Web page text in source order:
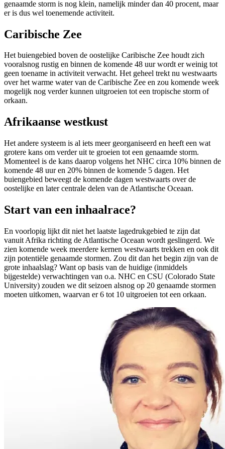
genaamde storm is nog klein, namelijk minder dan 40 procent, maar
er is dus wel toenemende activiteit.
Caribische Zee
Het buiengebied boven de oostelijke Caribische Zee houdt zich
vooralsnog rustig en binnen de komende 48 uur wordt er weinig tot
geen toename in activiteit verwacht. Het geheel trekt nu westwaarts
over het warme water van de Caribische Zee en zou komende week
mogelijk nog verder kunnen uitgroeien tot een tropische storm of
orkaan.
Afrikaanse westkust
Het andere systeem is al iets meer georganiseerd en heeft een wat
grotere kans om verder uit te groeien tot een genaamde storm.
Momenteel is de kans daarop volgens het NHC circa 10% binnen de
komende 48 uur en 20% binnen de komende 5 dagen. Het
buiengebied beweegt de komende dagen westwaarts over de
oostelijke en later centrale delen van de Atlantische Oceaan.
Start van een inhaalrace?
En voorlopig lijkt dit niet het laatste lagedrukgebied te zijn dat
vanuit Afrika richting de Atlantische Oceaan wordt geslingerd. We
zien komende week meerdere kernen westwaarts trekken en ook dit
zijn potentiële genaamde stormen. Zou dit dan het begin zijn van de
grote inhaalslag? Want op basis van de huidige (inmiddels
bijgestelde) verwachtingen van o.a. NHC en CSU (Colorado State
University) zouden we dit seizoen alsnog op 20 genaamde stormen
moeten uitkomen, waarvan er 6 tot 10 uitgroeien tot een orkaan.